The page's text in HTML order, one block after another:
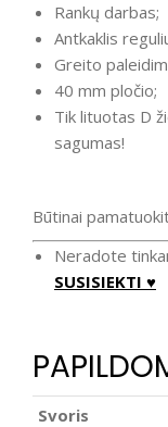
Rankų darbas;
Antkaklis
Greito
40 mm pločio;
Tik lituotas D
sagumas!
Būtinai
Neradote
SUSISIEKTI ♥
Svoris